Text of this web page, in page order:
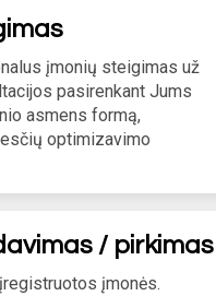
įmonių steigimas už
pasirenkant Jums
asmens formą,
optimizavimo
/ pirkimas
įmonės.